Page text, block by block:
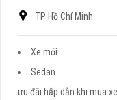
TP Hồ Chí Minh
Xe mới
Sedan
ưu đãi hấp dẫn khi mua